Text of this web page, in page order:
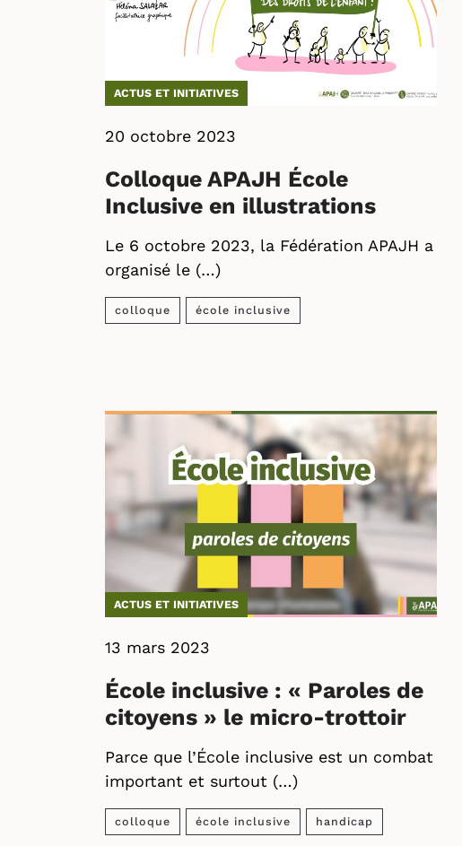
ACTUS ET INITIATIVES
20 octobre 2023
Colloque APAJH École
Inclusive en illustrations
Le 6 octobre 2023, la Fédération APAJH a
organisé le (…)
colloque école inclusive
ACTUS ET INITIATIVES
13 mars 2023
École inclusive : « Paroles de
citoyens » le micro-trottoir
Parce que l’École inclusive est un combat
important et surtout (…)
colloque école inclusive handicap